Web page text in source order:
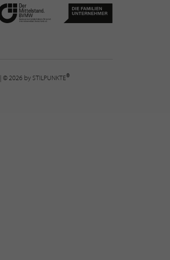
| © 2026 by STILPUNKTE®